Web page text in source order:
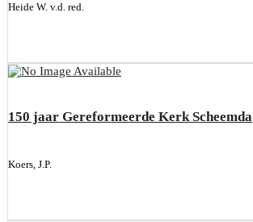
Heide W. v.d. red.
150 jaar Gereformeerde Kerk Scheemda
Koers, J.P.